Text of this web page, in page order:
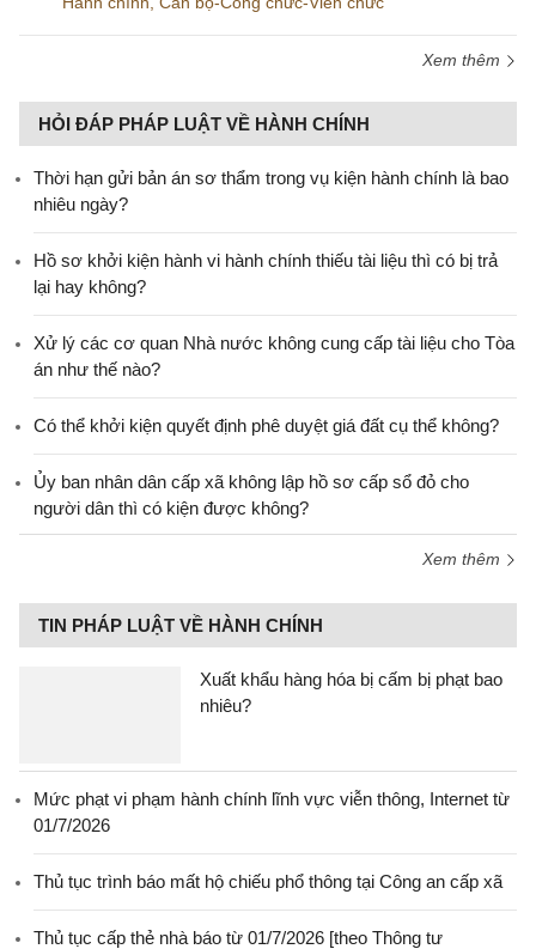
Xem thêm
HỎI ĐÁP PHÁP LUẬT VỀ HÀNH CHÍNH
Thời hạn gửi bản án sơ thẩm trong vụ kiện hành chính là bao
nhiêu ngày?
Hồ sơ khởi kiện hành vi hành chính thiếu tài liệu thì có bị trả
lại hay không?
Xử lý các cơ quan Nhà nước không cung cấp tài liệu cho Tòa
án như thế nào?
Có thể khởi kiện quyết định phê duyệt giá đất cụ thể không?
Ủy ban nhân dân cấp xã không lập hồ sơ cấp sổ đỏ cho
người dân thì có kiện được không?
Xem thêm
TIN PHÁP LUẬT VỀ HÀNH CHÍNH
Xuất khẩu hàng hóa bị cấm bị phạt bao
nhiêu?
Mức phạt vi phạm hành chính lĩnh vực viễn thông, Internet từ
01/7/2026
Thủ tục trình báo mất hộ chiếu phổ thông tại Công an cấp xã
Thủ tục cấp thẻ nhà báo từ 01/7/2026 [theo Thông tư